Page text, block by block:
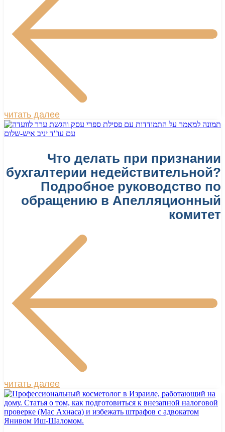
читать далее
Что делать при признании
бухгалтерии недействительной?
Подробное руководство по
обращению в Апелляционный
комитет
читать далее